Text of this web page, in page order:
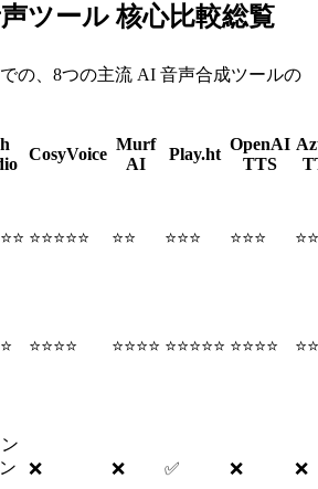
ツール 核心比較総覧
の、8つの主流 AI 音声合成ツールの
CosyVoice
Murf
AI
Play.ht
OpenAI
TTS
⭐⭐⭐⭐⭐ ⭐⭐ ⭐⭐⭐ ⭐⭐⭐
⭐⭐⭐⭐ ⭐⭐⭐⭐ ⭐⭐⭐⭐⭐ ⭐⭐⭐⭐
❌ ❌ ✅ ❌ ❌